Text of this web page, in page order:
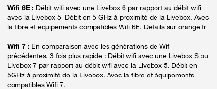
Wifi 6E : Débit wifi avec une Livebox 6 par rapport au débit wifi
avec la Livebox 5. Débit en 5 GHz à proximité de la Livebox. Avec
la fibre et équipements compatibles Wifi 6E. Détails sur orange.fr
Wifi 7 : En comparaison avec les générations de Wifi
précédentes. 3 fois plus rapide : Débit wifi avec une Livebox S ou
Livebox 7 par rapport au débit wifi avec la Livebox 5. Débit en
5GHz à proximité de la Livebox. Avec la fibre et équipements
compatibles Wifi 7.